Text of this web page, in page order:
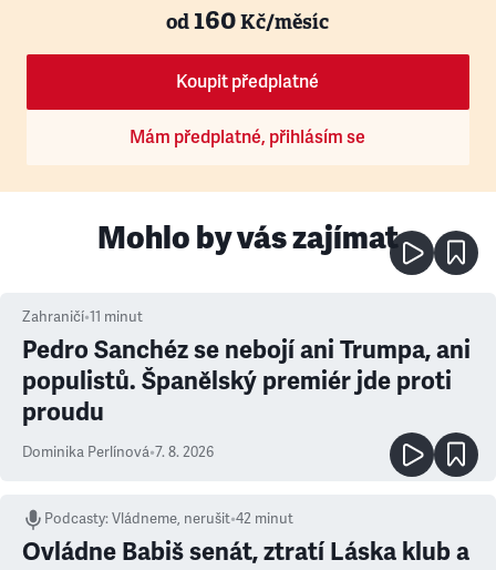
od160Kč/měsíc
Koupit předplatné
Mám předplatné, přihlásím se
Mohlo by vás zajímat
Zahraničí•11 minut
Pedro Sanchéz se nebojí ani Trumpa, ani
populistů. Španělský premiér jde proti
proudu
Dominika Perlínová•7. 8. 2026
Podcasty:Vládneme, nerušit•42 minut
Ovládne Babiš senát, ztratí Láska klub a